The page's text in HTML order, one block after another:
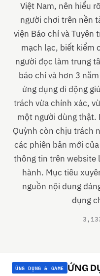
Việt Nam, nên hiểu
người chơi trên nền
viện Báo chí và Tuyên
mạch lạc, biết kiểm
người đọc làm trung
báo chí và hơn 3
ứng dụng di động
trách vừa chính xác,
một người dùng thật.
Quỳnh còn chịu trách
các phiên bản mới
thông tin trên website
hành. Mục tiêu
nguồn nội dung
dụng
ỨNG DỤNG & GAME ỨNG